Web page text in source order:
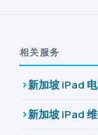
相关服务
新加坡 iPad
新加坡 iPad